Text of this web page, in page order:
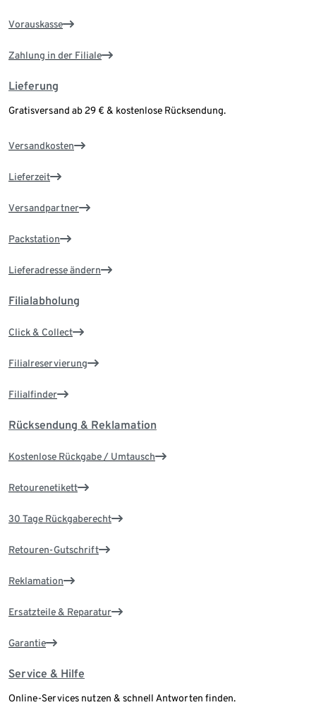
Vorauskasse
Zahlung in der Filiale
Lieferung
Gratisversand ab 29 € & kostenlose Rücksendung.
Versandkosten
Lieferzeit
Versandpartner
Packstation
Lieferadresse ändern
Filialabholung
Click & Collect
Filialreservierung
Filialfinder
Rücksendung & Reklamation
Kostenlose Rückgabe / Umtausch
Retourenetikett
30 Tage Rückgaberecht
Retouren-Gutschrift
Reklamation
Ersatzteile & Reparatur
Garantie
Service & Hilfe
Online-Services nutzen & schnell Antworten finden.